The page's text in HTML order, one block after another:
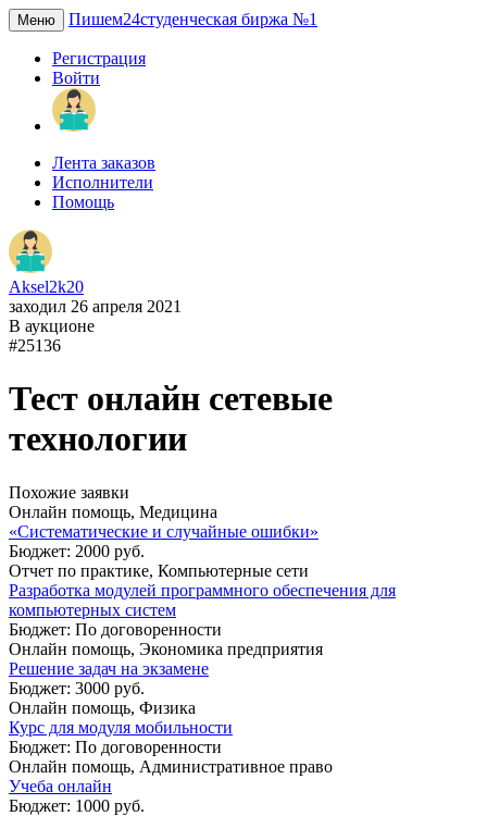
Меню Пишем24студенческая биржа №1
Регистрация
Войти
Лента заказов
Исполнители
Помощь
Aksel2k20
заходил 26 апреля 2021
В аукционе
#25136
Тест онлайн сетевые
технологии
Похожие заявки
Онлайн помощь, Медицина
«Систематические и случайные ошибки»
Бюджет: 2000 руб.
Отчет по практике, Компьютерные сети
Разработка модулей программного обеспечения для
компьютерных систем
Бюджет: По договоренности
Онлайн помощь, Экономика предприятия
Решение задач на экзамене
Бюджет: 3000 руб.
Онлайн помощь, Физика
Курс для модуля мобильности
Бюджет: По договоренности
Онлайн помощь, Административное право
Учеба онлайн
Бюджет: 1000 руб.